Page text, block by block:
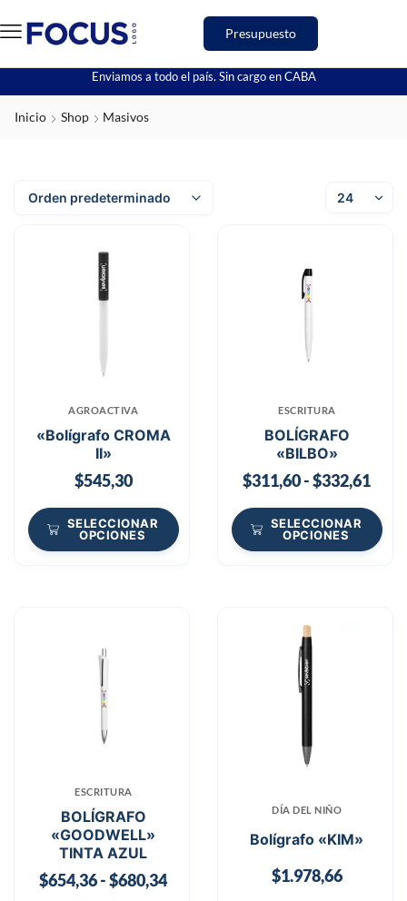
Presupuesto
Enviamos a todo el país. Sin cargo en CABA
Inicio Shop Masivos
AGROACTIVA
«Bolígrafo CROMA
II»
$545,30
SELECCIONAR
OPCIONES
ESCRITURA
BOLÍGRAFO
«BILBO»
$311,60-$332,61
SELECCIONAR
OPCIONES
ESCRITURA
BOLÍGRAFO
«GOODWELL»
TINTA AZUL
$654,36-$680,34
DÍA DEL NIÑO
Bolígrafo «KIM»
$1.978,66